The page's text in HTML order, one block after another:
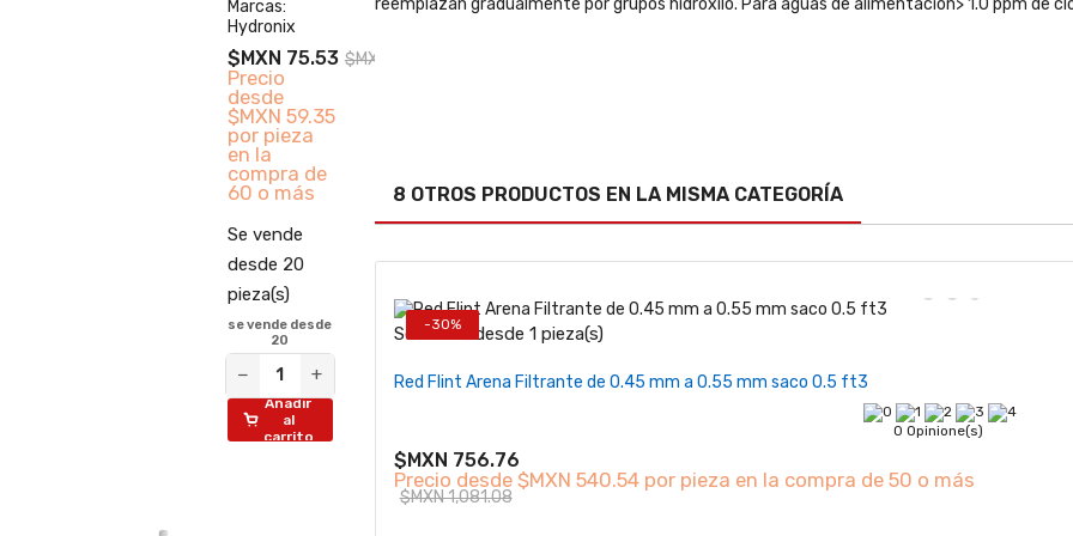
Marcas:
Hydronix
$MXN 75.53 $MXN 107.91
Precio
desde
$MXN 59.35
por pieza
en la
compra de
60 o más
Se vende
desde 20
pieza(s)
se vende desde
20
− +
Añadir
al
carrito
8 OTROS PRODUCTOS EN LA MISMA CATEGORÍA
-30%
Se vende desde 1 pieza(s)
Red Flint Arena Filtrante de 0.45 mm a 0.55 mm saco 0.5 ft3
0 Opinione(s)
$MXN 756.76
Precio desde $MXN 540.54 por pieza en la compra de 50 o más
$MXN 1,081.08